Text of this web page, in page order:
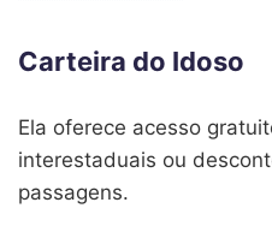
Carteira do Idoso
Ela oferece acesso
interestaduais ou
passagens.